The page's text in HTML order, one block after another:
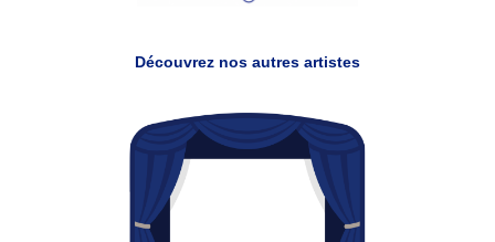
Découvrez nos autres artistes